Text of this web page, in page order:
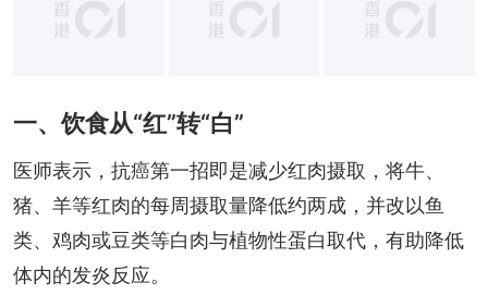
一、饮食从“红”转“白”
医师表示，抗癌第一招即是减少红肉摄取，将牛、
猪、羊等红肉的每周摄取量降低约两成，并改以鱼
类、鸡肉或豆类等白肉与植物性蛋白取代，有助降低
体内的发炎反应。